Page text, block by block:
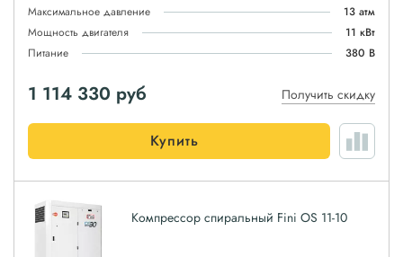
Максимальное давление
13 атм
Мощность двигателя
11 кВт
Питание
380 В
1 114 330 руб Получить скидку
Купить
Компрессор спиральный Fini OS 11-10